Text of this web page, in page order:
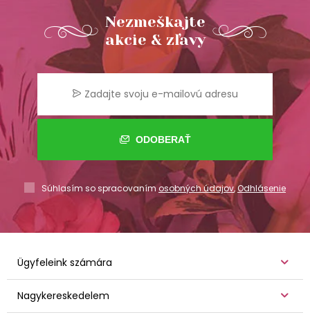
Nezmeškajte
akcie & zľavy
ODOBERAŤ
Súhlasím so spracovaním osobných údajov,Odhlásenie
Ügyfeleink számára
Nagykereskedelem